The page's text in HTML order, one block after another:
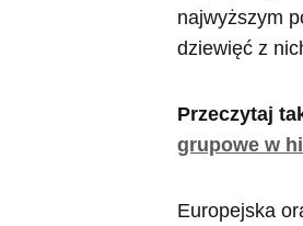
najwyższym
dziewięć z
Przeczytaj
grupowe w
Europejska